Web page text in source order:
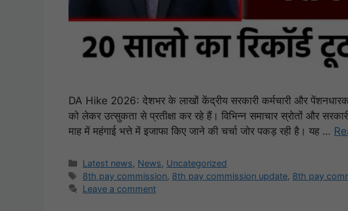
DA Hike 2026: देशभर के लाखों केंद्रीय सरकारी कर्मचारी और पेंशनधारक
को लेकर उत्सुकता से प्रतीक्षा कर रहे हैं। विभिन्न समाचार स्रोतों और
माह में महंगाई भत्ते में इजाफा किए जाने की चर्चा जोर पकड़ रही है। यह …
Categories
Latest news, News, Uncategorized
Tags
8th pay commission, 8th pay commission update, 8th pay
Leave a comment